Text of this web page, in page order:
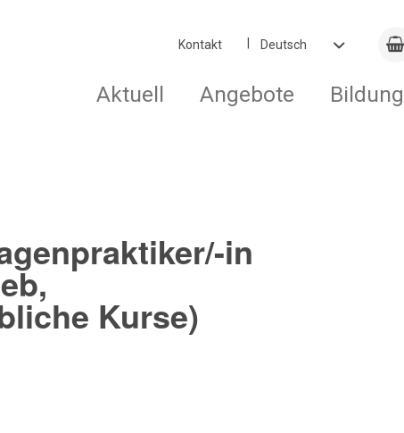
Kontakt
Aktuell Angebote Bildung
in
Kurse)